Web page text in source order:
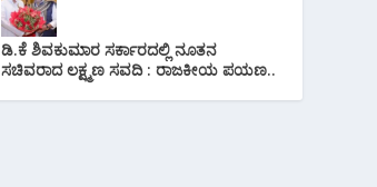
ಡಿ.ಕೆ ಶಿವಕುಮಾರ ಸರ್ಕಾರದಲ್ಲಿ ನೂತನ
ಸಚಿವರಾದ ಲಕ್ಷ್ಮಣ ಸವದಿ : ರಾಜಕೀಯ ಪಯಣ..